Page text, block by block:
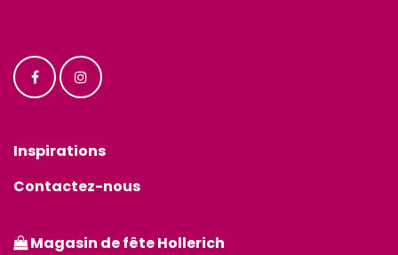
Inspirations
Contactez-nous
Magasin de fête Hollerich